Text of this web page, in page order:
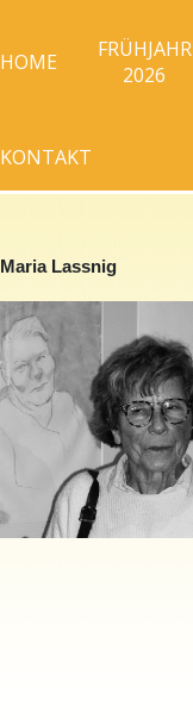
HOME
FRÜHJAHR
2026
KONTAKT
Maria Lassnig